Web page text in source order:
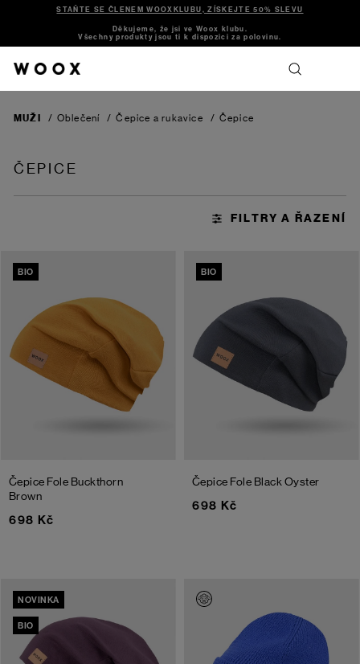
STAŇTE SE ČLENEM WOOXKLUBU, ZÍSKEJTE 50% SLEVU
Děkujeme, že jsi ve Woox klubu.
Všechny produkty jsou ti k dispozici za polovinu.
MUŽI / Oblečení / Čepice a rukavice / Čepice
ČEPICE
BIO
Čepice Fole Buckthorn
Brown
698 Kč
BIO
Čepice Fole Black Oyster
698 Kč
NOVINKA
BIO